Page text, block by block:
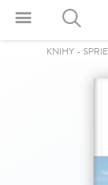
KNIHY -